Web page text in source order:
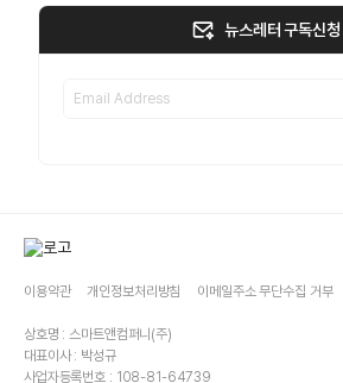
뉴스레터 구독신청
이용약관 개인정보처리방침 이메일주소 무단수집 거부
상호명 : 스마트앤컴퍼니(주)
대표이사 : 박성규
사업자등록번호 : 108-81-64739